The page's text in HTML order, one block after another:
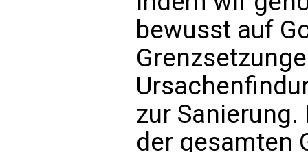
bewusst auf
zur
der gesamten